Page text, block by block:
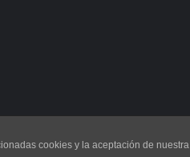
cookies y la aceptación de nuestra